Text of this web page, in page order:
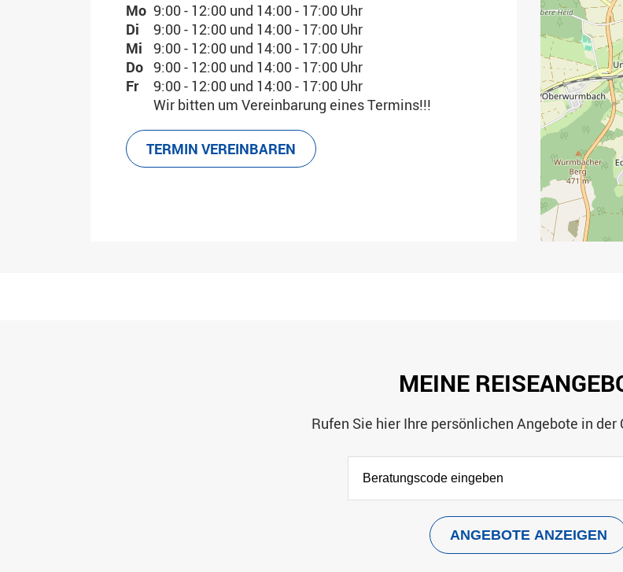
Mo 9:00 - 12:00 und 14:00 - 17:00 Uhr
Di
9:00 - 12:00 und 14:00 - 17:00 Uhr
Mi
9:00 - 12:00 und 14:00 - 17:00 Uhr
Do 9:00 - 12:00 und 14:00 - 17:00 Uhr
Fr
9:00 - 12:00 und 14:00 - 17:00 Uhr
Wir bitten um Vereinbarung eines Termins!!!
TERMIN VEREINBAREN
MEINE
Rufen Sie hier Ihre persönlichen Angebote in der